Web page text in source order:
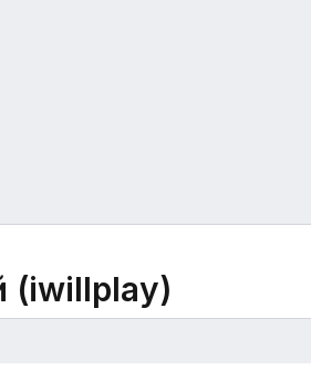
(iwillplay)